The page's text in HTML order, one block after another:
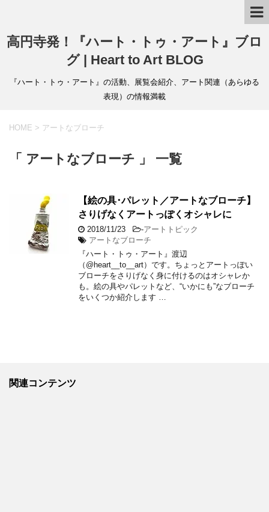
高円寺発！『ハート・トゥ・アート』ブロ
グ | Heart to Art BLOG
『ハート・トゥ・アート』の活動、展覧会紹介、アート関連（あらゆる
表現）の情報満載
HOME > アートなブローチ
「 アートなブローチ 」 一覧
【絵の具･パレット／アートなブローチ】
さりげなくアートっぽくオシャレに
2018/11/23 -アートトピック
アートなブローチ
『ハート・トゥ・アート』渡辺
（@heart__to__art）です。ちょっとアートっぽい
ブローチをさりげなく身に付けるのはオシャレか
も。絵の具やパレットなど、“いかにも”なブローチ
をいくつか紹介します …
関連コンテンツ